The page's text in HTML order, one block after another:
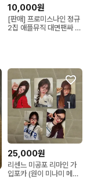
10,000원
[판매] 프로미스나인 정규
2집 애플뮤직 대면팬싸 포
25,000원
리센느 미공포 리마인 가
입포카 (원이 미나미 메이